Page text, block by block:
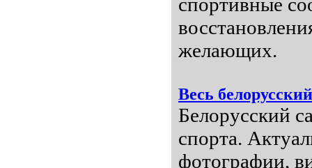
желающих.
Весь
Белорусский
спорта.
фотографии,